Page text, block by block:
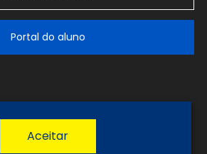
Portal do aluno
Política de Privacidade